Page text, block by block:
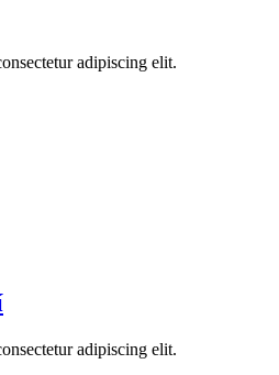
adipiscing elit.
adipiscing elit.